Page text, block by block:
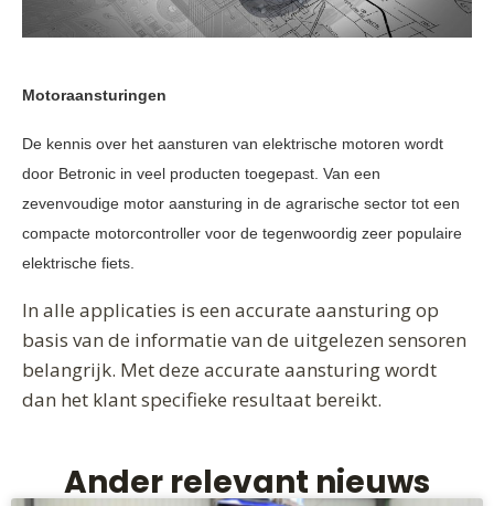
Motoraansturingen
De kennis over het aansturen van elektrische motoren wordt
door Betronic in veel producten toegepast. Van een
zevenvoudige motor aansturing in de agrarische sector tot een
compacte motorcontroller voor de tegenwoordig zeer populaire
elektrische fiets.
In alle applicaties is een accurate aansturing op
basis van de informatie van de uitgelezen sensoren
belangrijk. Met deze accurate aansturing wordt
dan het klant specifieke resultaat bereikt.
Ander relevant nieuws